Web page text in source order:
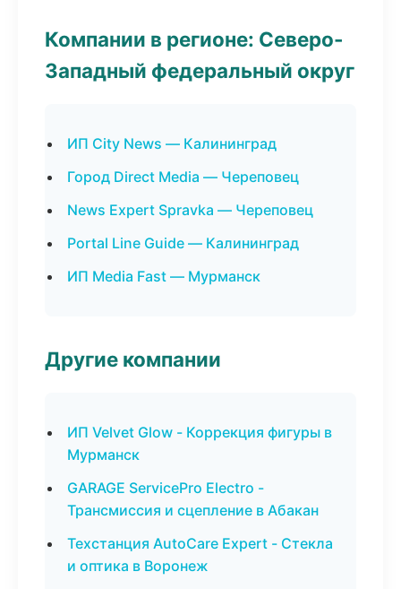
Компании в регионе: Северо-
Западный федеральный округ
ИП City News — Калининград
Город Direct Media — Череповец
News Expert Spravka — Череповец
Portal Line Guide — Калининград
ИП Media Fast — Мурманск
Другие компании
ИП Velvet Glow - Коррекция фигуры в
Мурманск
GARAGE ServicePro Electro -
Трансмиссия и сцепление в Абакан
Техстанция AutoCare Expert - Стекла
и оптика в Воронеж